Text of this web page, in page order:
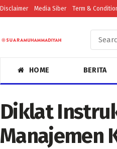
Disclaimer Media Siber Term &
HOME BERITA
Diklat
Manajemen